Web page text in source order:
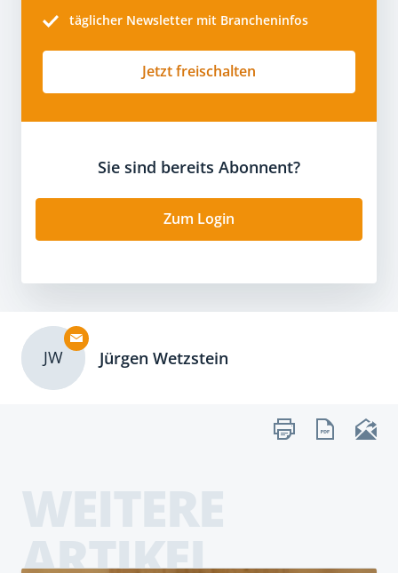
täglicher Newsletter mit Brancheninfos
Jetzt freischalten
Sie sind bereits Abonnent?
Zum Login
JW Jürgen Wetzstein
ARTIKEL